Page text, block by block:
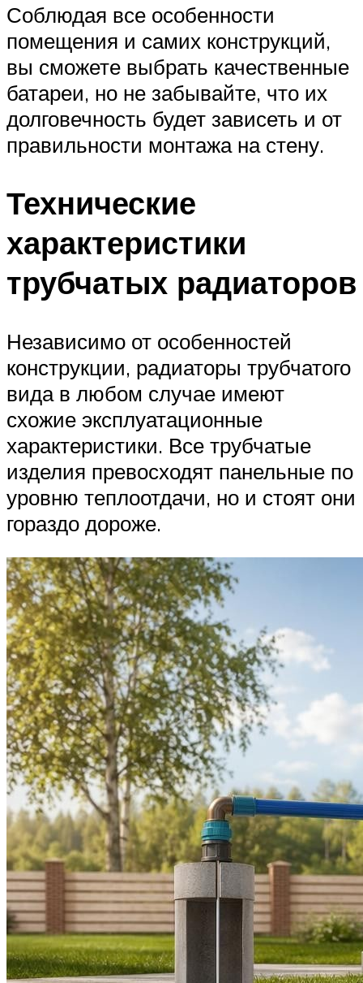
Соблюдая все особенности
помещения и самих конструкций,
вы сможете выбрать качественные
батареи, но не забывайте, что их
долговечность будет зависеть и от
правильности монтажа на стену.
Технические
характеристики
трубчатых радиаторов
Независимо от особенностей
конструкции, радиаторы трубчатого
вида в любом случае имеют
схожие эксплуатационные
характеристики. Все трубчатые
изделия превосходят панельные по
уровню теплоотдачи, но и стоят они
гораздо дороже.